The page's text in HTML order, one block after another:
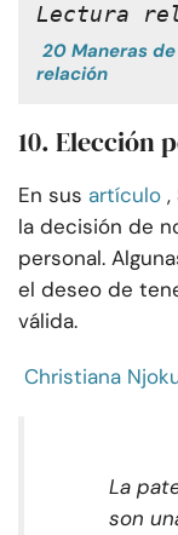
Lectura
20 Maneras
relación
10. Elección
En sus artículo ,
la decisión de
personal.
el deseo de
válida.
Christiana
La
son